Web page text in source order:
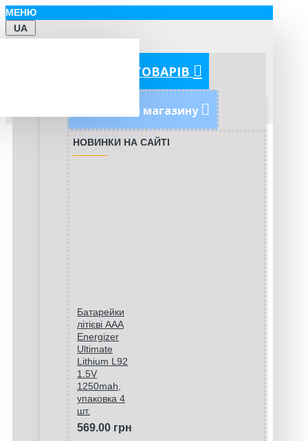
МЕНЮ
UA
КАТЕГОРІЇ ТОВАРІВ
Новинки магазину
НОВИНКИ НА САЙТІ
Батарейки
літієві ААA
Energizer
Ultimate
Lithium L92
1.5V
1250mah,
упаковка 4
шт.
569.00 грн